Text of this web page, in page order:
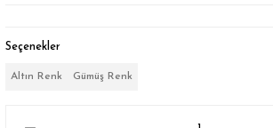
Seçenekler
Altın Renk Gümüş Renk